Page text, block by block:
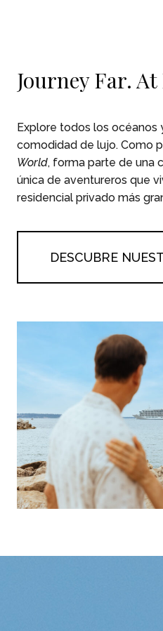
Journey Far. At
Explore todos los océanos
comodidad de lujo. Como
World, forma parte de una
única de aventureros que
residencial privado más
DESCUBRE